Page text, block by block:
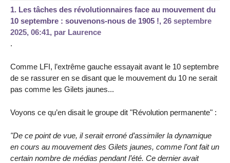
1. Les tâches des révolutionnaires face au mouvement du
10 septembre : souvenons-nous de 1905 !, 26 septembre
2025, 06:41, par Laurence
.
Comme LFI, l’extrême gauche essayait avant le 10 septembre
de se rassurer en se disant que le mouvement du 10 ne serait
pas comme les Gilets jaunes...
Voyons ce qu’en disait le groupe dit "Révolution permanente" :
"De ce point de vue, il serait erroné d’assimiler la dynamique
en cours au mouvement des Gilets jaunes, comme l’ont fait un
certain nombre de médias pendant l’été. Ce dernier avait